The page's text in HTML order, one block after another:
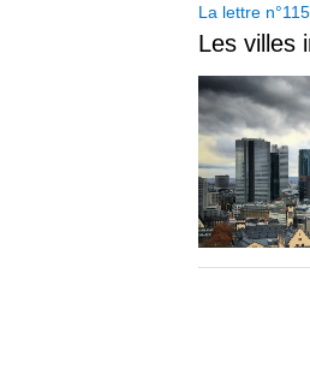
La lettre n°
Les villes